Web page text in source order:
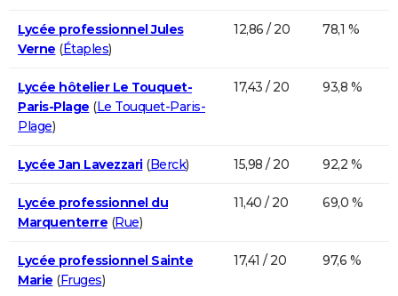
Lycée professionnel Jules
Verne (Étaples)
12,86 / 20 78,1 %
Lycée hôtelier Le Touquet-
Paris-Plage (Le Touquet-Paris-
Plage)
17,43 / 20 93,8 %
Lycée Jan Lavezzari(Berck) 15,98 / 20 92,2 %
Lycée professionnel du
Marquenterre (Rue)
11,40 / 20 69,0 %
Lycée professionnel Sainte
Marie (Fruges)
17,41 / 20 97,6 %